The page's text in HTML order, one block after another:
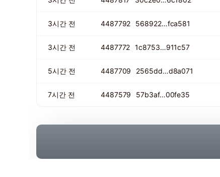
3시간 전 4487792 568922…fca581
3시간 전 4487772 1c8753…911c57
5시간 전 4487709 2565dd…d8a071
7시간 전 4487579 57b3af…00fe35